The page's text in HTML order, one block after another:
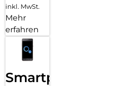
inkl. MwSt.
Mehr
erfahren
Smartphone